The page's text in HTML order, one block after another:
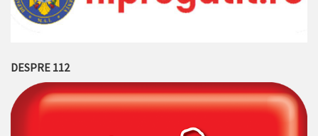
DESPRE 112